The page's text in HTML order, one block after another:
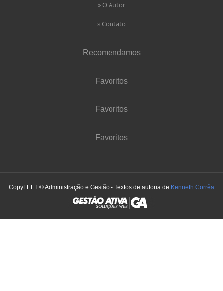
» O Autor
» Contato
Recomendamos
Favoritos
Favoritos
Favoritos
CopyLEFT © Administração e Gestão - Textos de autoria de Kenneth Corrêa